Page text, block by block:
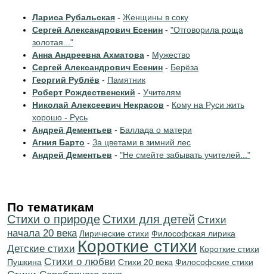
Лариса Рубальская - Женщины в соку
Сергей Александрович Есенин - "Отговорила роща
золотая..."
Анна Андреевна Ахматова - Мужество
Сергей Александрович Есенин - Берёза
Георгий Рублёв - Памятник
Роберт Рождественский - Учителям
Николай Алексеевич Некрасов - Кому на Руси жить
хорошо - Русь
Андрей Дементьев - Баллада о матери
Агния Барто - За цветами в зимний лес
Андрей Дементьев - "Не смейте забывать учителей..."
По тематикам
Стихи о природе Стихи для детей Cтихи
начала 20 века Лирические стихи Философская лирика
Детские стихи Короткие стихи Короткие стихи
Пушкина Стихи о любви Стихи 20 века Философские стихи